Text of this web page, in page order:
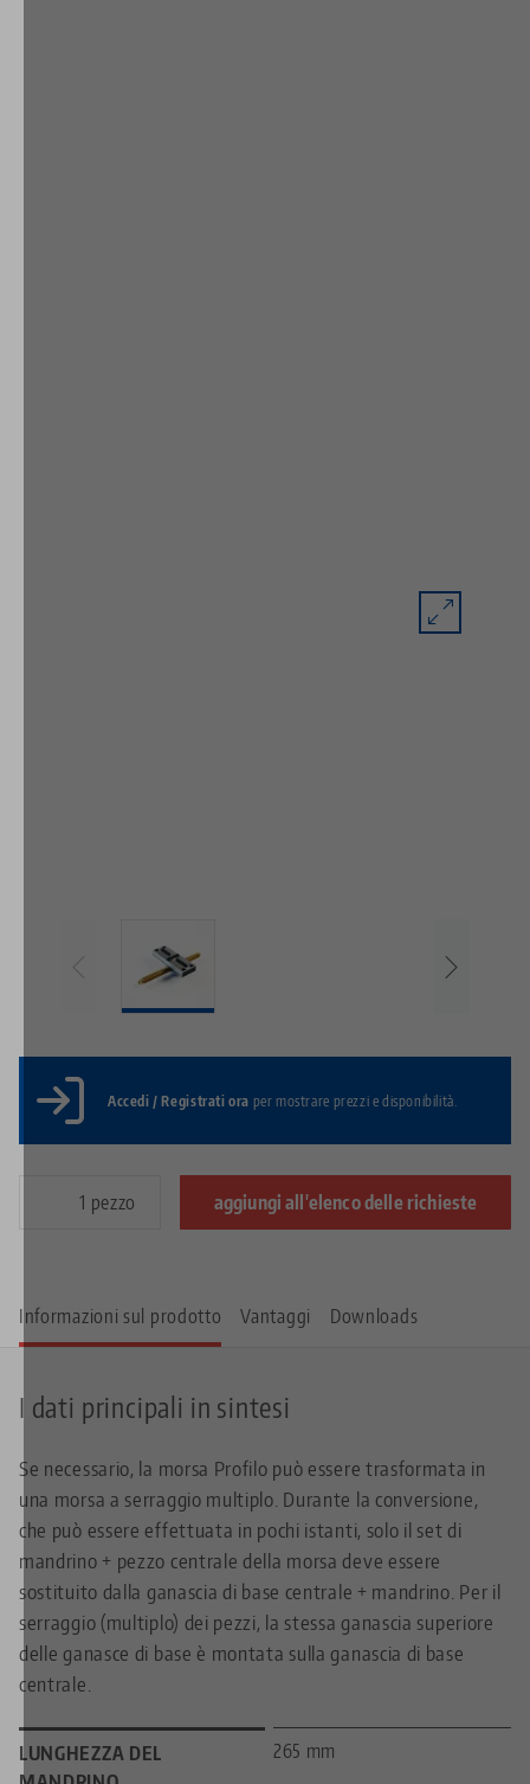
Accedi / Registrati ora per mostrare prezzi e disponibilità.
pezzo aggiungi all'elenco delle richieste
Informazioni sul prodotto Vantaggi Downloads
I dati principali in sintesi
Se necessario, la morsa Profilo può essere trasformata in
una morsa a serraggio multiplo. Durante la conversione,
che può essere effettuata in pochi istanti, solo il set di
mandrino + pezzo centrale della morsa deve essere
sostituito dalla ganascia di base centrale + mandrino. Per il
serraggio (multiplo) dei pezzi, la stessa ganascia superiore
delle ganasce di base è montata sulla ganascia di base
centrale.
LUNGHEZZA DEL
265 mm